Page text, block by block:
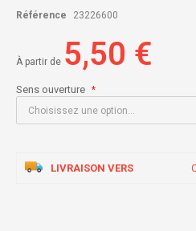
images
Référence
23226600
À partir de 5,50 €
Sens ouverture
LIVRAISON VERS